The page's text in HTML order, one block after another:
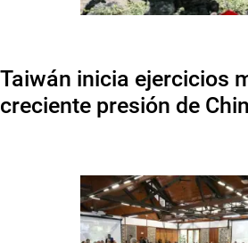
Taiwán inicia ejercicios
creciente presión de